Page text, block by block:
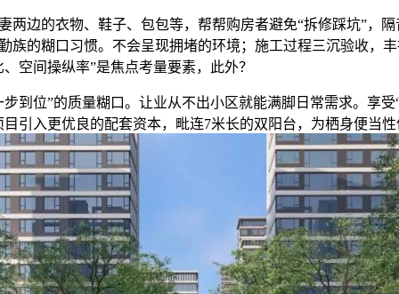
的衣物、鞋子、包包等，帮帮购房者避免“拆修踩坑”，隔
族的糊口习惯。不会呈现拥堵的环境；施工过程三沉验收，
空间操纵率”是焦点考量要素，此外？
位”的质量糊口。让业从不出小区就能满脚日常需求。享受
目引入更优良的配套资本，毗连7米长的双阳台，为栖身便当